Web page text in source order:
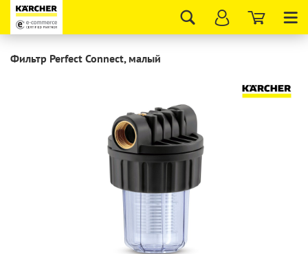
Фильтр Perfect Connect, малый